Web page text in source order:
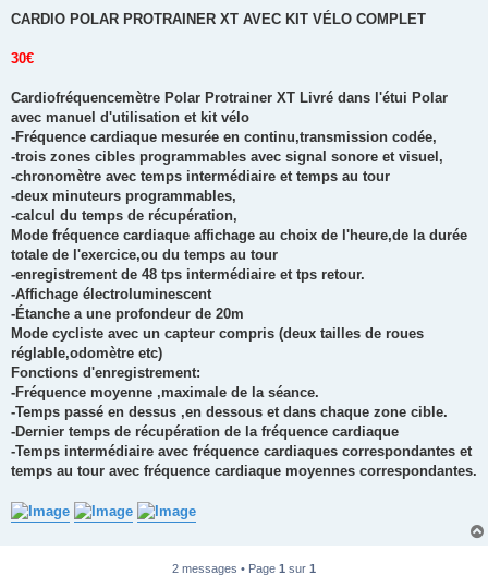
CARDIO POLAR PROTRAINER XT AVEC KIT VÉLO COMPLET
30€
Cardiofréquencemètre Polar Protrainer XT Livré dans l'étui Polar
avec manuel d'utilisation et kit vélo
-Fréquence cardiaque mesurée en continu,transmission codée,
-trois zones cibles programmables avec signal sonore et visuel,
-chronomètre avec temps intermédiaire et temps au tour
-deux minuteurs programmables,
-calcul du temps de récupération,
Mode fréquence cardiaque affichage au choix de l'heure,de la durée
totale de l'exercice,ou du temps au tour
-enregistrement de 48 tps intermédiaire et tps retour.
-Affichage électroluminescent
-Étanche a une profondeur de 20m
Mode cycliste avec un capteur compris (deux tailles de roues
réglable,odomètre etc)
Fonctions d'enregistrement:
-Fréquence moyenne ,maximale de la séance.
-Temps passé en dessus ,en dessous et dans chaque zone cible.
-Dernier temps de récupération de la fréquence cardiaque
-Temps intermédiaire avec fréquence cardiaques correspondantes et
temps au tour avec fréquence cardiaque moyennes correspondantes.
2 messages • Page 1 sur 1